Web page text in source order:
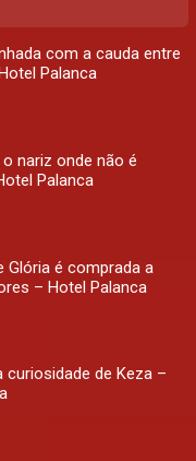
com a cauda entre
Palanca
nariz onde não é
Palanca
Glória é comprada a
– Hotel Palanca
curiosidade de Keza –